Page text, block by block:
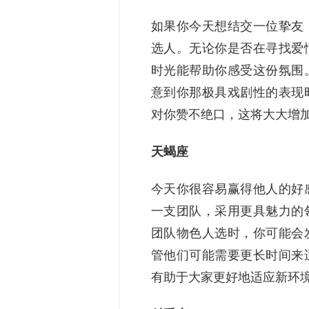
如果你今天想结交一位挚
选人。无论你是否在寻找
时光能帮助你感受这份氛
意到你那极具戏剧性的表
对你赞不绝口，这将大大增
天蝎座
今天你很容易赢得他人的
一支团队，采用更具魅力
团队物色人选时，你可能
管他们可能需要更长时间
有助于大家更好地适应新环